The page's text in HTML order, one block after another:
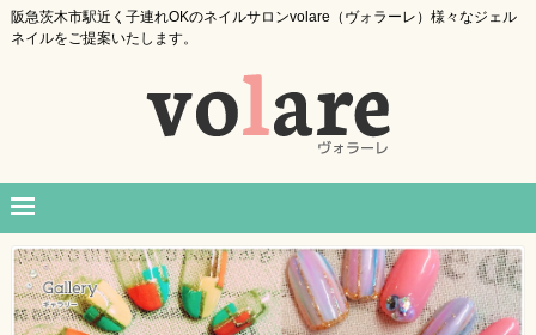
阪急茨木市駅近く子連れOKのネイルサロンvolare（ヴォラーレ）様々なジェル
ネイルをご提案いたします。